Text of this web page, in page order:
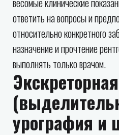
ответить на вопросы и
относительно конкретного
назначение и прочтение
выполнять только врачом.
Экскреторная
урография и